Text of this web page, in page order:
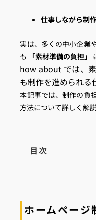
仕事しながら制
実は、多くの中小企業
も
「素材準備の負担」
how about では、
も制作を進められる
本記事では、制作の負
方法について詳しく解説
目次
ホームページ